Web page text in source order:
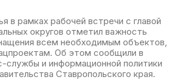
в рамках рабочей встречи с главой
округов отметил важность
всем необходимым объектов,
Об этом сообщили в
службы и информационной политики
Ставропольского края.